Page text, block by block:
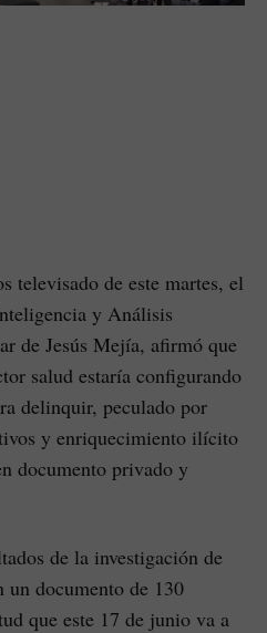
televisado de este martes, el
y Análisis
de Jesús Mejía, afirmó que
salud estaría configurando
delinquir, peculado por
y enriquecimiento ilícito
documento privado y
de la investigación de
documento de 130
que este 17 de junio va a